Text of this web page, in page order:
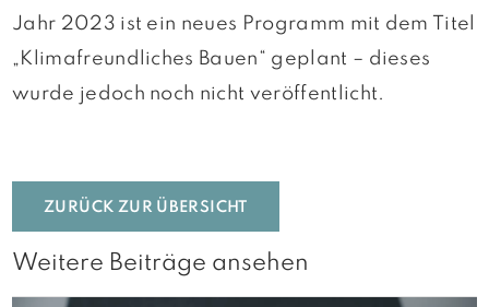
Jahr 2023 ist ein neues Programm mit dem Titel
„Klimafreundliches Bauen“ geplant – dieses
wurde jedoch noch nicht veröffentlicht.
ZURÜCK ZUR ÜBERSICHT
Weitere Beiträge ansehen